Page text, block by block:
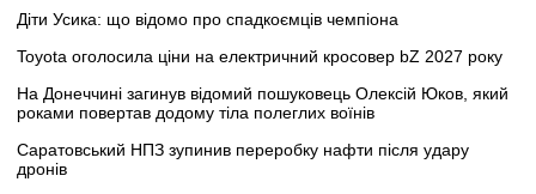
Діти Усика: що відомо про спадкоємців чемпіона
Toyota оголосила ціни на електричний кросовер bZ 2027 року
На Донеччині загинув відомий пошуковець Олексій Юков, який
роками повертав додому тіла полеглих воїнів
Саратовський НПЗ зупинив переробку нафти після удару
дронів